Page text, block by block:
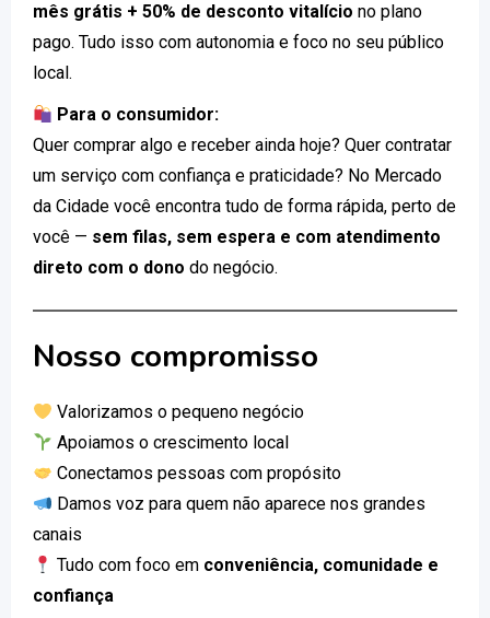
mês grátis + 50% de desconto vitalício no plano
pago. Tudo isso com autonomia e foco no seu público
local.
Para o consumidor:
Quer comprar algo e receber ainda hoje? Quer contratar
um serviço com confiança e praticidade? No Mercado
da Cidade você encontra tudo de forma rápida, perto de
você — sem filas, sem espera e com atendimento
direto com o dono do negócio.
Nosso compromisso
Valorizamos o pequeno negócio
Apoiamos o crescimento local
Conectamos pessoas com propósito
Damos voz para quem não aparece nos grandes
canais
Tudo com foco em conveniência, comunidade e
confiança